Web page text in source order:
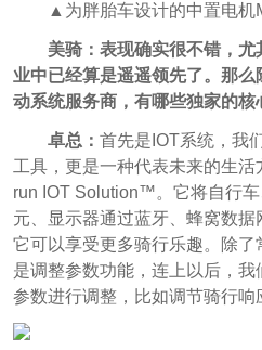
▲为胖胎车设计的中置电机
美骑：表现确实很不错，
业中已经算是遥遥领先了。那
动系统服务商，有哪些独家的核
卓总： 首先是IOT系统，我
工具，更是一种代表未来的生
run IOT Solution™。它将自行
元、显示器通过蓝牙、蜂窝数
它可以享受更多骑行乐趣。除
是调整参数功能，连上以后，
参数进行调整，比如调节骑行响